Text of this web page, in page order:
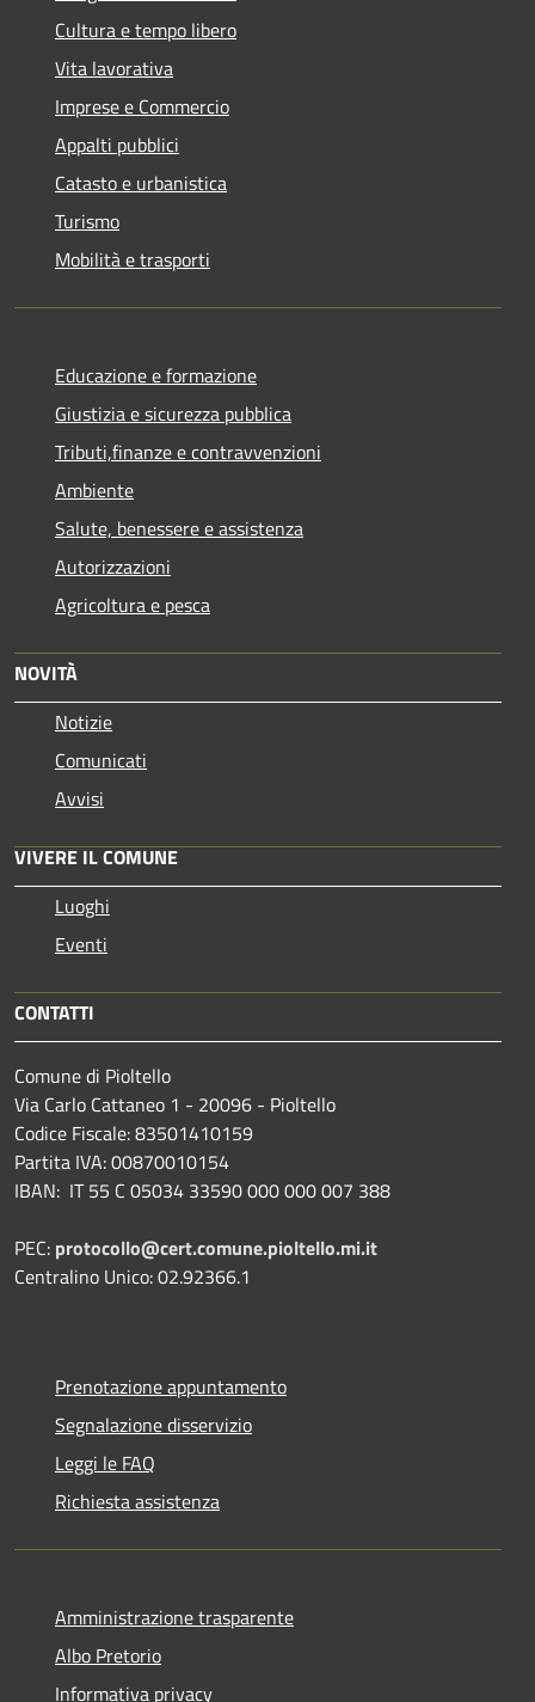
Cultura e tempo libero
Vita lavorativa
Imprese e Commercio
Appalti pubblici
Catasto e urbanistica
Turismo
Mobilità e trasporti
Educazione e formazione
Giustizia e sicurezza pubblica
Tributi,finanze e contravvenzioni
Ambiente
Salute, benessere e assistenza
Autorizzazioni
Agricoltura e pesca
NOVITÀ
Notizie
Comunicati
Avvisi
VIVERE IL COMUNE
Luoghi
Eventi
CONTATTI
Comune di Pioltello
Via Carlo Cattaneo 1 - 20096 - Pioltello
Codice Fiscale: 83501410159
Partita IVA: 00870010154
IBAN: IT 55 C 05034 33590 000 000 007 388
PEC: protocollo@cert.comune.pioltello.mi.it
Centralino Unico: 02.92366.1
Prenotazione appuntamento
Segnalazione disservizio
Leggi le FAQ
Richiesta assistenza
Amministrazione trasparente
Albo Pretorio
Informativa privacy